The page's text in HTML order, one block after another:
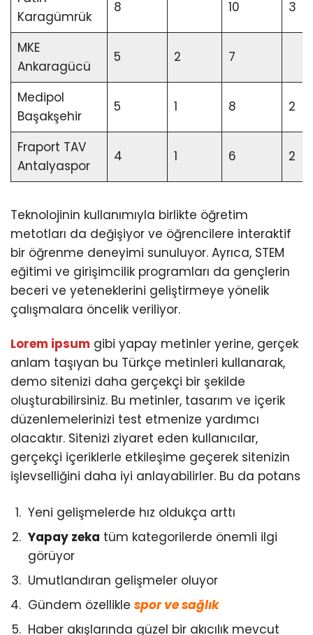
Karagümrük
8 10 3
MKE
Ankaragücü
5 2 7
Medipol
Başakşehir
5 1 8 2
Fraport TAV
Antalyaspor
4 1 6 2
Teknolojinin kullanımıyla birlikte öğretim
metotları da değişiyor ve öğrencilere interaktif
bir öğrenme deneyimi sunuluyor. Ayrıca, STEM
eğitimi ve girişimcilik programları da gençlerin
beceri ve yeteneklerini geliştirmeye yönelik
çalışmalara öncelik veriliyor.
Lorem ipsum gibi yapay metinler yerine, gerçek
anlam taşıyan bu Türkçe metinleri kullanarak,
demo sitenizi daha gerçekçi bir şekilde
oluşturabilirsiniz. Bu metinler, tasarım ve içerik
düzenlemelerinizi test etmenize yardımcı
olacaktır. Sitenizi ziyaret eden kullanıcılar,
gerçekçi içeriklerle etkileşime geçerek sitenizin
işlevselliğini daha iyi anlayabilirler. Bu da potans
Yeni gelişmelerde hız oldukça arttı
Yapay zeka tüm kategorilerde önemli ilgi
görüyor
Umutlandıran gelişmeler oluyor
Gündem özellikle spor ve sağlık
Haber akışlarında güzel bir akıcılık mevcut